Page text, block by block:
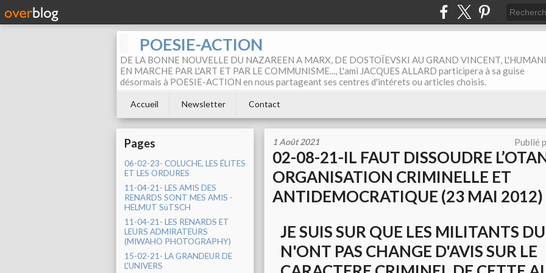
POESIE-ACTION
DE LA BONNE NOUVELLE DU NAZAREEN A MARX, DE DOSTOÏEVSKI AU GRAND VINCENT,
EN MARCHE PAR L'ART ET PAR LE COMMUNISME..., L'ami JACQUES ALLARD participera à sa guise
désormais à POESIE-ACTION en nous partageant ses centres d'intérets ou articles choisis.
Accueil Newsletter Contact
Pages
06-02-23- COLUCHE, LES ÉLITES
ET LES ORDURES
11-04-21- LES AMIS DES
RENARDS SONT MES AMIS -
HELMUT SüTSCH
11-04-21- LES RENARDS ET
LEURS ADMIRATEURS
(MIWAHO PHOTOGRAPHY)
15-02-21- LA GRANDEUR DE
L'UNIVERS
1 Août 2021 Publié
02-08-21-IL FAUT DISSOUDRE
ORGANISATION CRIMINELLE ET
ANTIDEMOCRATIQUE (23 MAI 2012)
JE SUIS SUR QUE LES MILITANTS
N'ONT PAS CHANGE D'AVIS SUR LE